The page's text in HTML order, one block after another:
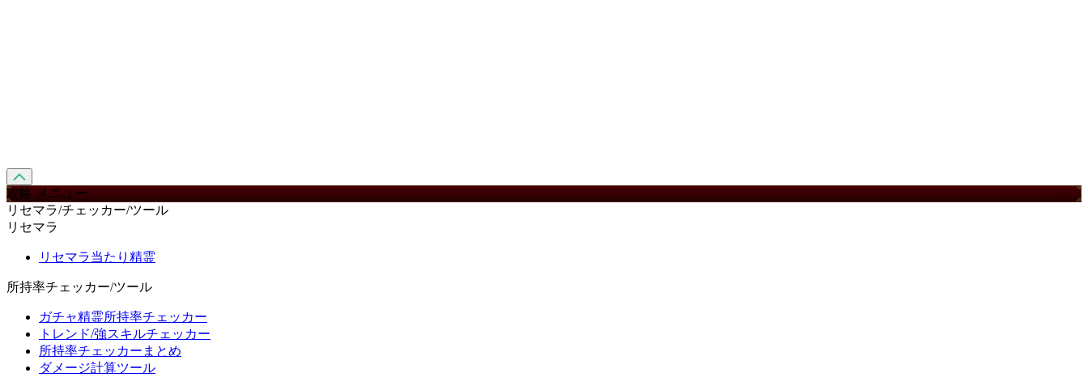
攻略 メニュー
リセマラ/チェッカー/ツール
リセマラ
リセマラ当たり精霊
所持率チェッカー/ツール
ガチャ精霊所持率チェッカー
トレンド/強スキルチェッカー
所持率チェッカーまとめ
ダメージ計算ツール